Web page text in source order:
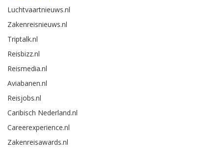
Luchtvaartnieuws.nl
Zakenreisnieuws.nl
Triptalk.nl
Reisbizz.nl
Reismedia.nl
Aviabanen.nl
Reisjobs.nl
Caribisch Nederland.nl
Careerexperience.nl
Zakenreisawards.nl